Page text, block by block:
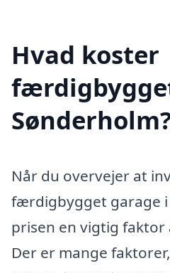
Hvad koster
Når du overvejer at
færdigbygget garage
prisen en vigtig faktor
Der er mange